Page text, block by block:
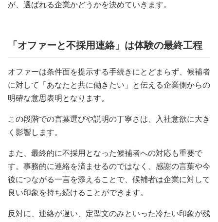
が、選ばれる企業かどうかを決めていきます。
「オファーと不採用連絡」は体験の最終工程
オファーは条件面を提示する手続きにとどまらず、候補者
に対して「あなたと共に働きたい」と伝える企業側からの
明確な意思表明となります。
この段階での言葉選びや説明の丁寧さは、入社意欲に大き
く影響します。
また、最終的に不採用となった候補者への対応も重要で
す。事務的に連絡を済ませるのではなく、感謝の言葉や今
後につながる一言を添えることで、候補者は企業に対して
良い印象を持ち続けることができます。
反対に、連絡が遅い、定型文のみといった冷たい印象が残